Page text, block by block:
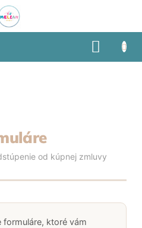
KOŠÍK
od kúpnej zmluvy
formuláre, ktoré vám